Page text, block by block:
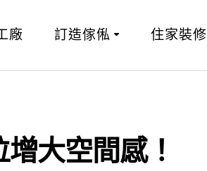
廠 訂造傢俬 住家裝修
大空間感！